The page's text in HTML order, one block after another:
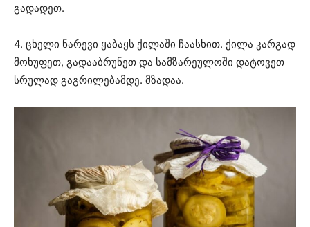
გადადეთ.
4. ცხელი ნარევი ყაბაყს ქილაში ჩაასხით. ქილა კარგად
მოხუფეთ, გადააბრუნეთ და სამზარეულოში დატოვეთ
სრულად გაგრილებამდე. მზადაა.